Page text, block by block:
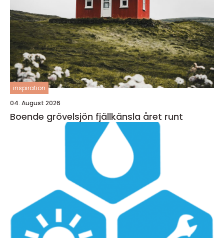
inspiration
04. August 2026
Boende grövelsjön fjällkänsla året runt